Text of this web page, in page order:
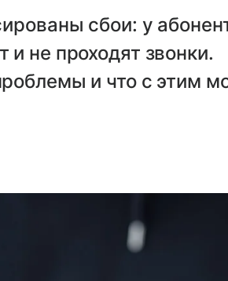
сбои: у
и не проходят звонки.
и что с этим